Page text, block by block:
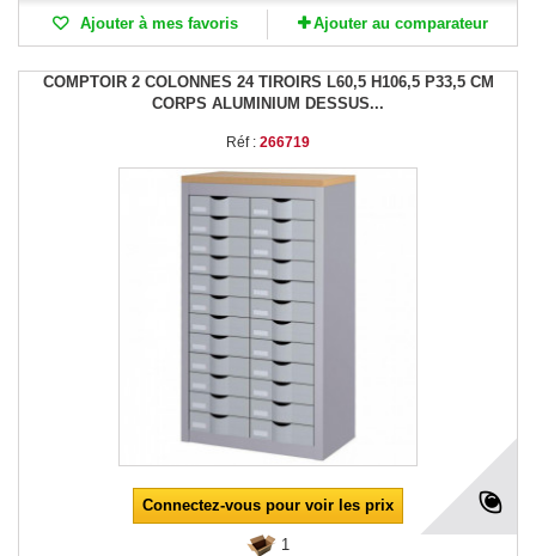
Ajouter à mes favoris Ajouter au comparateur
COMPTOIR 2 COLONNES 24 TIROIRS L60,5 H106,5 P33,5 CM
CORPS ALUMINIUM DESSUS...
Réf : 266719
Connectez-vous pour voir les prix
1